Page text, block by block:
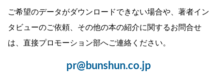
ご希望のデータがダウンロードできない場合や、著者イン
タビューのご依頼、その他の本の紹介に関するお問合せ
は、直接プロモーション部へご連絡ください。
pr@bunshun.co.jp